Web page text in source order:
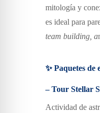
mitología y
es ideal para p
team building a
✨ Paquetes de
– Tour Stellar
Actividad de